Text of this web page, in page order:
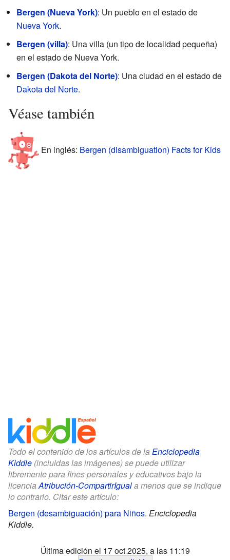
Bergen (Nueva York): Un pueblo en el estado de
Nueva York.
Bergen (villa): Una villa (un tipo de localidad pequeña)
en el estado de Nueva York.
Bergen (Dakota del Norte): Una ciudad en el estado de
Dakota del Norte.
Véase también
En inglés: Bergen (disambiguation) Facts for Kids
Todo el contenido de los artículos de la Enciclopedia
Kiddle (incluidas las imágenes) se puede utilizar
libremente para fines personales y educativos bajo la
licenciaAtribución-CompartirIguala menos que se indique
lo contrario. Citar este artículo:
Bergen (desambiguación) para Niños. Enciclopedia
Kiddle.
Última edición el 17 oct 2025, a las 11:19